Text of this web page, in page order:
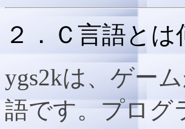
２．Ｃ言語とは
ygs2kは、ゲー
語です。プログ